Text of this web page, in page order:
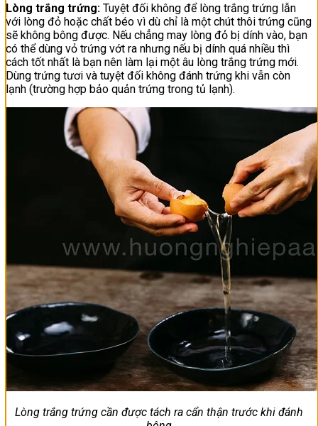
Lòng trắng trứng: Tuyệt đối không để lòng trắng trứng lẫn
với lòng đỏ hoặc chất béo vì dù chỉ là một chút thôi trứng cũng
sẽ không bông được. Nếu chẳng may lòng đỏ bị dính vào, bạn
có thể dùng vỏ trứng vớt ra nhưng nếu bị dính quá nhiều thì
cách tốt nhất là bạn nên làm lại một âu lòng trắng trứng mới.
Dùng trứng tươi và tuyệt đối không đánh trứng khi vẫn còn
lạnh (trường hợp bảo quản trứng trong tủ lạnh).
Lòng trắng trứng cần được tách ra cẩn thận trước khi đánh